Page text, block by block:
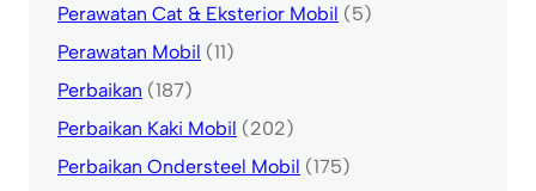
Perawatan Cat & Eksterior Mobil (5)
Perawatan Mobil (11)
Perbaikan (187)
Perbaikan Kaki Mobil (202)
Perbaikan Ondersteel Mobil (175)